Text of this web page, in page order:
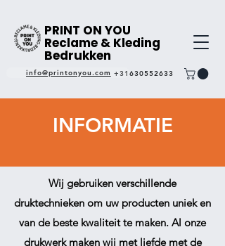
PRINT ON YOU
Reclame & Kleding
Bedrukken
+31630552633
info@printonyou.com
INFORMATIE
Wij gebruiken verschillende
druktechnieken om uw producten uniek en
van de beste kwaliteit te maken. Al onze
drukwerk maken wij met liefde met de